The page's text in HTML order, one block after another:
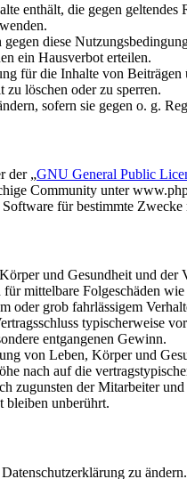
enthält, die gegen
diese
ein Hausverbot erteilen.
für die Inhalte von
löschen oder zu sperren.
sofern sie gegen o. g.
der „GNU General Public
Community unter
für bestimmte
und Gesundheit und
mittelbare Folgeschäden
oder grob fahrlässigem
typischerweise
entgangenen Gewinn.
von Leben, Körper und
nach auf die
zugunsten der Mitarbeiter
bleiben unberührt.
zu